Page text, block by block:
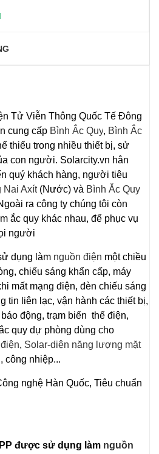
Tử Viễn Thông Quốc Tế Đông
cung cấp Bình Ắc Quy, Bình Ắc
thiếu trong nhiều thiết bị, sử
con người. Solarcity.vn hân
quý khách hàng, người tiêu
Nai Axít (Nước) và Bình Ắc Quy
ra công ty chúng tôi còn
ắc quy khác nhau, để phục vụ
người
dụng làm nguồn điện một chiều
chiếu sáng khẩn cấp, máy
mất mạng điện, đèn chiếu sáng
tin liên lạc, vận hành các thiết bị,
động, trạm biến thế điện,
quy dự phòng dùng cho
, Solar-diện năng lượng mặt
công nhiệp...
nghệ Hàn Quốc, Tiêu chuẩn
được sử dụng làm nguồn